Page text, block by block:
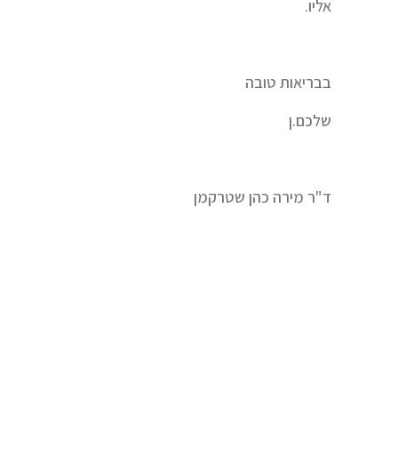
אליו.
בבריאות טובה
שלכם.ן
ד"ר מירה כהן שטרקמן